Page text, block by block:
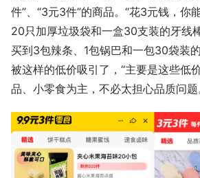
件”、“3元3件”的商品。“花3元钱，你
20只加厚垃圾袋和一盒30支装的牙线
买到3包辣条、1包锅巴和一包30袋装
被这样的低价吸引了，“主要是这些低
品、小零食为主，不必太担心品质问题